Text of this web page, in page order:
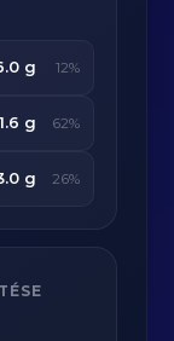
g 12%
g 62%
g 26%